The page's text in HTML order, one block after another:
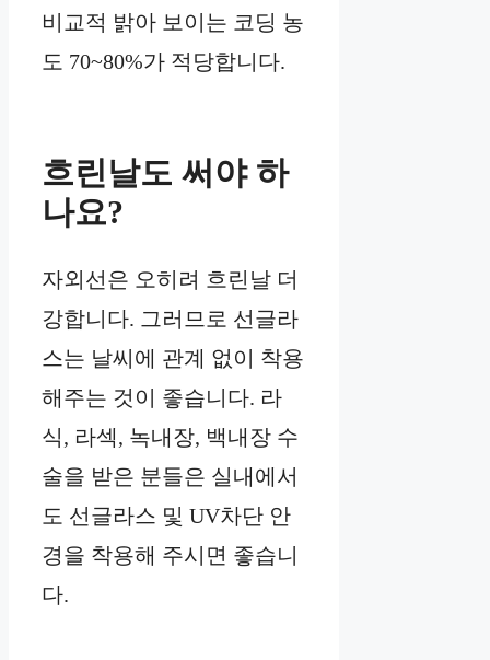
비교적 밝아 보이는 코딩 농
도 70~80%가 적당합니다.
흐린날도 써야 하
나요?
자외선은 오히려 흐린날 더
강합니다. 그러므로 선글라
스는 날씨에 관계 없이 착용
해주는 것이 좋습니다. 라
식, 라섹, 녹내장, 백내장 수
술을 받은 분들은 실내에서
도 선글라스 및 UV차단 안
경을 착용해 주시면 좋습니
다.